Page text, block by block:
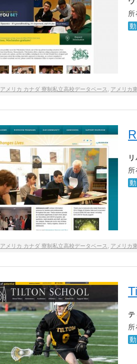
所
アメリカ カナダ 寮制私立高校データベース アメリカ
所
アメリカ カナダ 寮制私立高校データベース アメリカ